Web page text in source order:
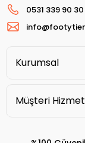
0531 339 90 30
Kurumsal
Müşteri